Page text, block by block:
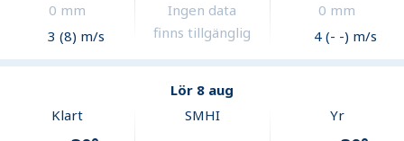
0 mm
3 (8) m/s
Ingen data
finns tillgänglig
0 mm
4 (- -) m/s
Lör 8 aug
Klart
SMHI Yr